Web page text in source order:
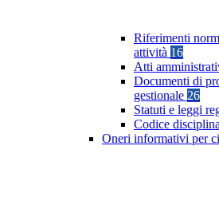
Riferimenti
attività 16
Atti
Documenti di
gestionale 26
Statuti e leggi
Codice
Oneri informativi per